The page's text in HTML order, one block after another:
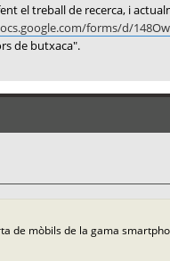
el treball de recerca, i
forms/d/
de butxaca".
de mòbils de la gama